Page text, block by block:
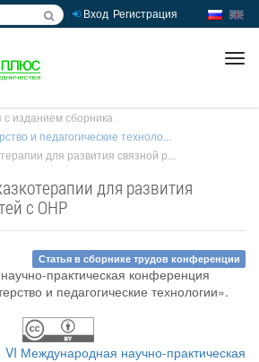
Вход Регистрация
изданием сборника
и педагогические техноло...
для развития связной р...
для развития
с ОНР
Статья в сборнике трудов конференции
VI Международная научно-практическая